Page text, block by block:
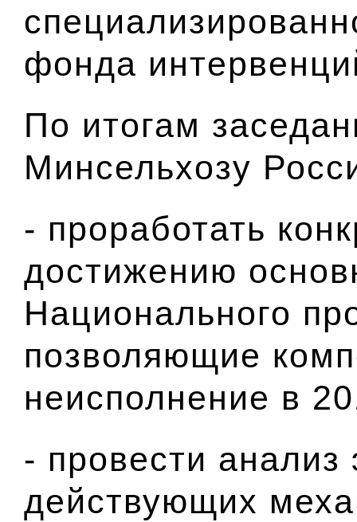
фонда
По итогам
Минсельхозу
- проработать
достижению
Национального
позволяющие
неисполнение в
- провести
действующих